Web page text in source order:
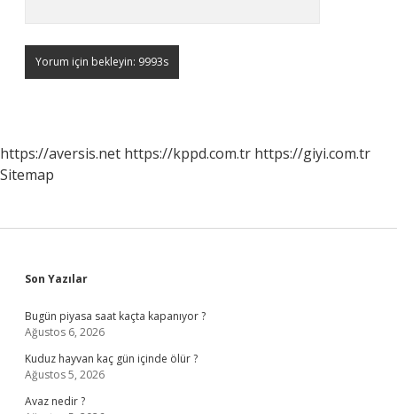
https://aversis.net https://kppd.com.tr https://giyi.com.tr
Sitemap
Sidebar
Son Yazılar
Bugün piyasa saat kaçta kapanıyor ?
Ağustos 6, 2026
Kuduz hayvan kaç gün içinde ölür ?
Ağustos 5, 2026
Avaz nedir ?